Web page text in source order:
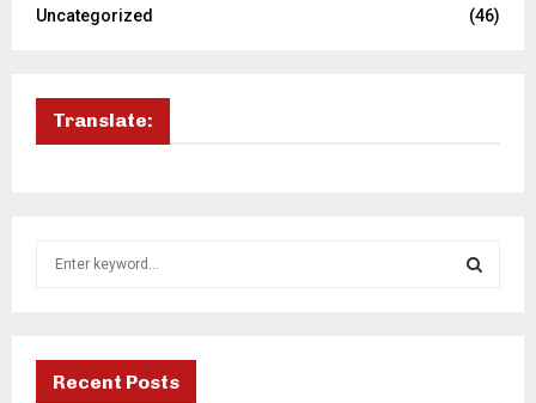
Uncategorized
(46)
Translate:
Recent Posts